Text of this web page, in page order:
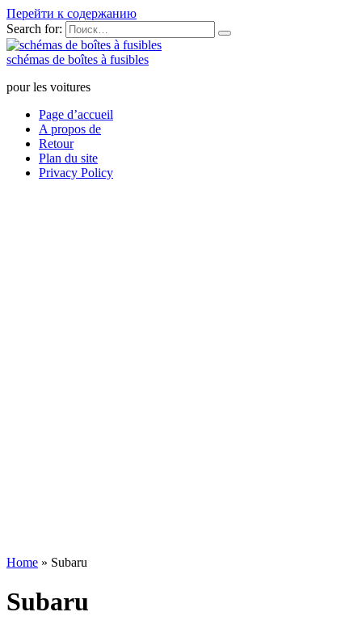
Перейти к содержанию
Search for:
schémas de boîtes à fusibles
pour les voitures
Page d’accueil
A propos de
Retour
Plan du site
Privacy Policy
Home » Subaru
Subaru